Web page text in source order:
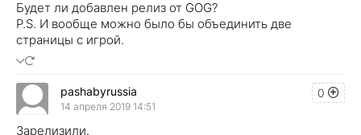
Будет ли добавлен релиз от GOG?
P.S. И вообще можно было бы объединить две
страницы с игрой.
0
pashabyrussia
14 апреля 2019 14:51
Зарелизили.